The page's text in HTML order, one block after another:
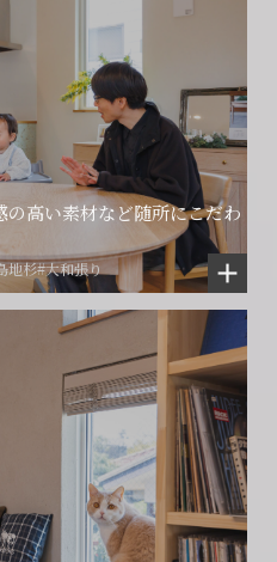
高い素材など随所にこだわ
地杉#大和張り